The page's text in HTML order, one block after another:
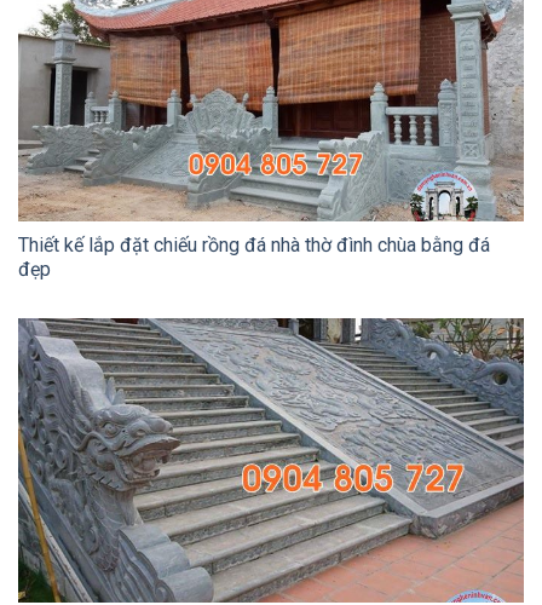
Thiết kế lắp đặt chiếu rồng đá nhà thờ đình chùa bằng đá
đẹp